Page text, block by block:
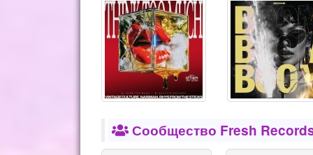
Сообщество Fresh